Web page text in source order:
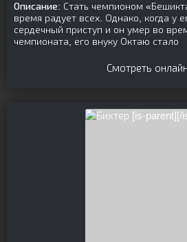
Описание: Стать чемпионом
время радует всех. Однако, когда у
сердечный приступ и он умер во
чемпионата, его внуку Октаю стало
Смотреть онлайн
[is-parent][/